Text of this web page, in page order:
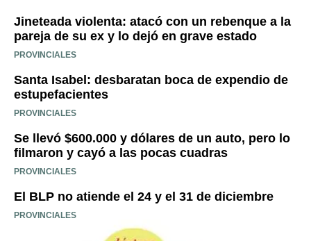
Jineteada violenta: atacó con un rebenque a la
pareja de su ex y lo dejó en grave estado
PROVINCIALES
Santa Isabel: desbaratan boca de expendio de
estupefacientes
PROVINCIALES
Se llevó $600.000 y dólares de un auto, pero lo
filmaron y cayó a las pocas cuadras
PROVINCIALES
El BLP no atiende el 24 y el 31 de diciembre
PROVINCIALES